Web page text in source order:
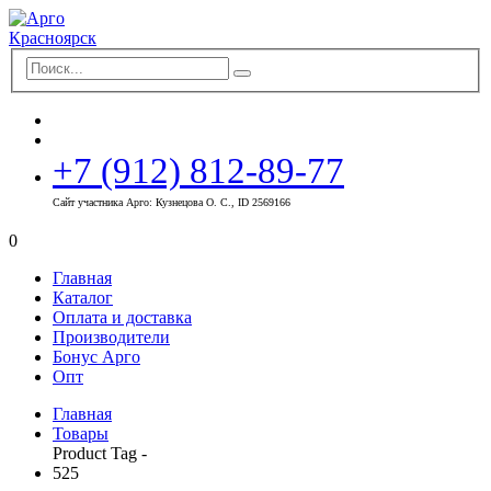
+7 (912) 812-89-77
Сайт участника Арго: Кузнецова О. С., ID 2569166
0
Главная
Каталог
Оплата и доставка
Производители
Бонус Арго
Опт
Главная
Товары
Product Tag -
525